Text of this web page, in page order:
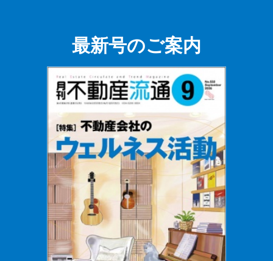
最新号のご案内